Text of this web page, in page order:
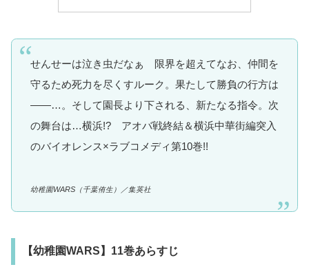
せんせーは泣き虫だなぁ 限界を超えてなお、仲間を
守るため死力を尽くすルーク。果たして勝負の行方は
――…。そして園長より下される、新たなる指令。次
の舞台は…横浜!? アオバ戦終結＆横浜中華街編突入
のバイオレンス×ラブコメディ第10巻!!
幼稚園WARS（千葉侑生）／集英社
【幼稚園WARS】11巻あらすじ